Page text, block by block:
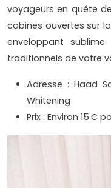
voyageurs en quête
cabines ouvertes sur
enveloppant sublime
traditionnels de votre
Adresse : Haad
Whitening
Prix : Environ 15 €